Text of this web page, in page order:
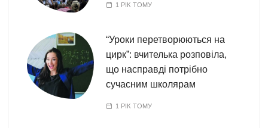
1 РІК ТОМУ
“Уроки перетворюються на
цирк”: вчителька розповіла,
що насправді потрібно
сучасним школярам
1 РІК ТОМУ